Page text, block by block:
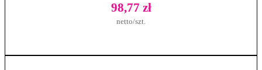
98,77 zł
netto/szt.